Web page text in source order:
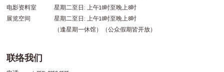
电影资料室
星期二至日: 上午10时至晚上8时
展览空间
星期二至日: 上午10时至晚上8时
（逢星期一休馆）（公众假期皆开放）
联络我们